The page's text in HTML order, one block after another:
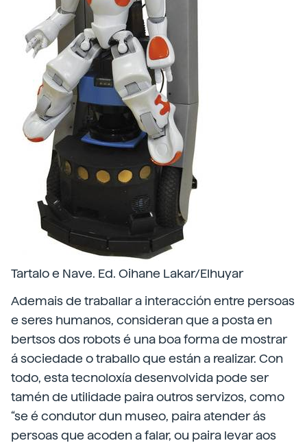
Tartalo e Nave. Ed. Oihane Lakar/Elhuyar
Ademais de traballar a interacción entre persoas
e seres humanos, consideran que a posta en
bertsos dos robots é una boa forma de mostrar
á sociedade o traballo que están a realizar. Con
todo, esta tecnoloxía desenvolvida pode ser
tamén de utilidade paira outros servizos, como
“se é condutor dun museo, paira atender ás
persoas que acoden a falar, ou paira levar aos